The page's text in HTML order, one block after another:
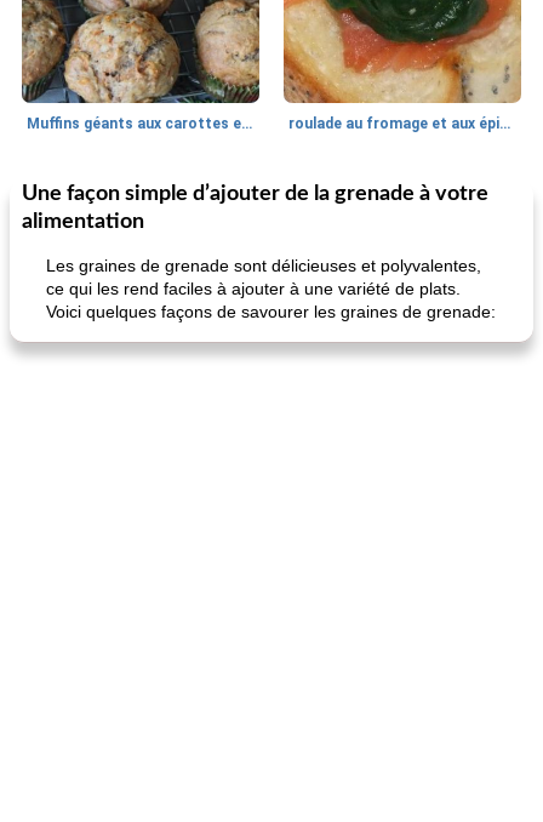
Muffins géants aux carottes et à la banane de Nif roulade au fromage et aux épinards
30min
Marques de confiance: recettes et
55min
Viande et volaille
Une façon simple d’ajouter de la grenade à votre
alimentation
Les graines de grenade sont délicieuses et polyvalentes,
ce qui les rend faciles à ajouter à une variété de plats.
Voici quelques façons de savourer les graines de grenade: